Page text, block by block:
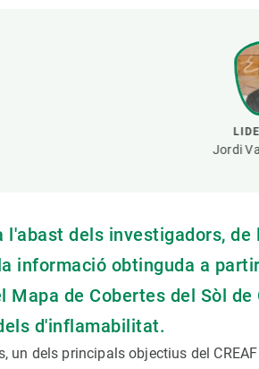
Jordi
l'abast dels investigadors,
informació obtinguda a
Mapa de Cobertes del Sòl
d'inflamabilitat.
un dels principals objectius del